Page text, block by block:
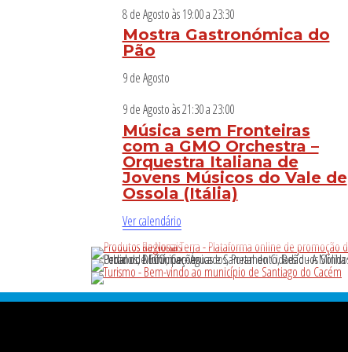
8 de Agosto às 19:00a23:30
Mostra Gastronómica do
Pão
9 de Agosto
9 de Agosto às 21:30a23:00
Música sem Fronteiras
com a GMO Orchestra –
Orquestra Italiana de
Jovens Músicos do Vale de
Ossola (Itália)
Ver calendário
Footer